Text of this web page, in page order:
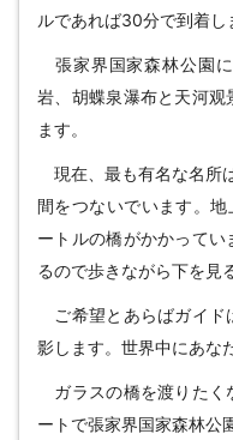
ルであれば30分で到着し
張家界国家森林公園
岩、胡蝶泉瀑布と天河观
ます。
現在、最も有名な名所
間をつないでいます。
ートルの橋がかかって
るので歩きながら下を見
ご希望とあらばガイド
影します。世界中にあな
ガラスの橋を渡りたく
ートで張家界国家森林公